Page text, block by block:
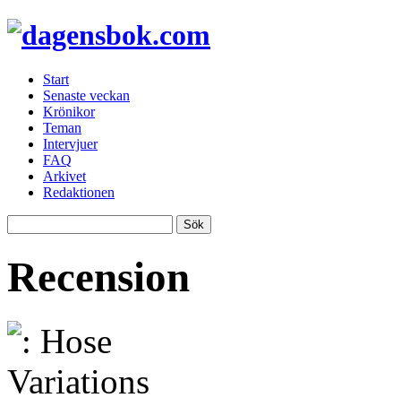
Start
Senaste veckan
Krönikor
Teman
Intervjuer
FAQ
Arkivet
Redaktionen
Recension